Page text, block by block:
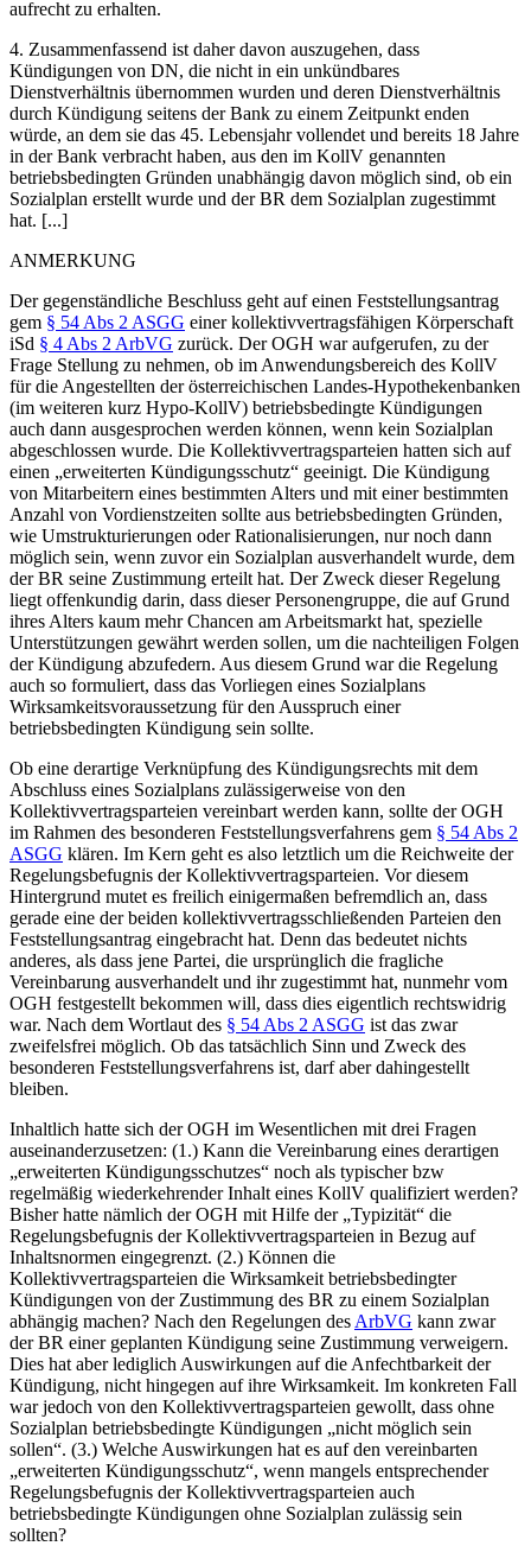
aufrecht zu erhalten.
4. Zusammenfassend ist daher davon auszugehen, dass
Kündigungen von DN, die nicht in ein unkündbares
Dienstverhältnis übernommen wurden und deren Dienstverhältnis
durch Kündigung seitens der Bank zu einem Zeitpunkt enden
würde, an dem sie das 45. Lebensjahr vollendet und bereits 18 Jahre
in der Bank verbracht haben, aus den im KollV genannten
betriebsbedingten Gründen unabhängig davon möglich sind, ob ein
Sozialplan erstellt wurde und der BR dem Sozialplan zugestimmt
hat. [...]
ANMERKUNG
Der gegenständliche Beschluss geht auf einen Feststellungsantrag
gem § 54 Abs 2 ASGG einer kollektivvertragsfähigen Körperschaft
iSd § 4 Abs 2 ArbVG zurück. Der OGH war aufgerufen, zu der
Frage Stellung zu nehmen, ob im Anwendungsbereich des KollV
für die Angestellten der österreichischen Landes-Hypothekenbanken
(im weiteren kurz Hypo-KollV) betriebsbedingte Kündigungen
auch dann ausgesprochen werden können, wenn kein Sozialplan
abgeschlossen wurde. Die Kollektivvertragsparteien hatten sich auf
einen „erweiterten Kündigungsschutz“ geeinigt. Die Kündigung
von Mitarbeitern eines bestimmten Alters und mit einer bestimmten
Anzahl von Vordienstzeiten sollte aus betriebsbedingten Gründen,
wie Umstrukturierungen oder Rationalisierungen, nur noch dann
möglich sein, wenn zuvor ein Sozialplan ausverhandelt wurde, dem
der BR seine Zustimmung erteilt hat. Der Zweck dieser Regelung
liegt offenkundig darin, dass dieser Personengruppe, die auf Grund
ihres Alters kaum mehr Chancen am Arbeitsmarkt hat, spezielle
Unterstützungen gewährt werden sollen, um die nachteiligen Folgen
der Kündigung abzufedern. Aus diesem Grund war die Regelung
auch so formuliert, dass das Vorliegen eines Sozialplans
Wirksamkeitsvoraussetzung für den Ausspruch einer
betriebsbedingten Kündigung sein sollte.
Ob eine derartige Verknüpfung des Kündigungsrechts mit dem
Abschluss eines Sozialplans zulässigerweise von den
Kollektivvertragsparteien vereinbart werden kann, sollte der OGH
im Rahmen des besonderen Feststellungsverfahrens gem § 54 Abs 2
ASGG klären. Im Kern geht es also letztlich um die Reichweite der
Regelungsbefugnis der Kollektivvertragsparteien. Vor diesem
Hintergrund mutet es freilich einigermaßen befremdlich an, dass
gerade eine der beiden kollektivvertragsschließenden Parteien den
Feststellungsantrag eingebracht hat. Denn das bedeutet nichts
anderes, als dass jene Partei, die ursprünglich die fragliche
Vereinbarung ausverhandelt und ihr zugestimmt hat, nunmehr vom
OGH festgestellt bekommen will, dass dies eigentlich rechtswidrig
war. Nach dem Wortlaut des § 54 Abs 2 ASGG ist das zwar
zweifelsfrei möglich. Ob das tatsächlich Sinn und Zweck des
besonderen Feststellungsverfahrens ist, darf aber dahingestellt
bleiben.
Inhaltlich hatte sich der OGH im Wesentlichen mit drei Fragen
auseinanderzusetzen: (1.) Kann die Vereinbarung eines derartigen
„erweiterten Kündigungsschutzes“ noch als typischer bzw
regelmäßig wiederkehrender Inhalt eines KollV qualifiziert werden?
Bisher hatte nämlich der OGH mit Hilfe der „Typizität“ die
Regelungsbefugnis der Kollektivvertragsparteien in Bezug auf
Inhaltsnormen eingegrenzt. (2.) Können die
Kollektivvertragsparteien die Wirksamkeit betriebsbedingter
Kündigungen von der Zustimmung des BR zu einem Sozialplan
abhängig machen? Nach den Regelungen des ArbVG kann zwar
der BR einer geplanten Kündigung seine Zustimmung verweigern.
Dies hat aber lediglich Auswirkungen auf die Anfechtbarkeit der
Kündigung, nicht hingegen auf ihre Wirksamkeit. Im konkreten Fall
war jedoch von den Kollektivvertragsparteien gewollt, dass ohne
Sozialplan betriebsbedingte Kündigungen „nicht möglich sein
sollen“. (3.) Welche Auswirkungen hat es auf den vereinbarten
„erweiterten Kündigungsschutz“, wenn mangels entsprechender
Regelungsbefugnis der Kollektivvertragsparteien auch
betriebsbedingte Kündigungen ohne Sozialplan zulässig sein
sollten?